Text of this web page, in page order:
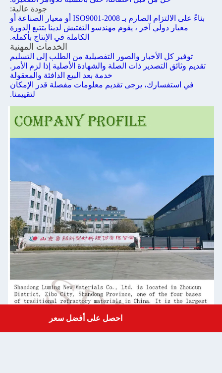
خدمتنا
متأكد من المواد التي تحتاج إليها بالضبط، يرجى
حول أداء المواد وتطبيقك المحدد، وفقاً لذلك
سنقدم لك المواد الأكثر ملاءمة.
التصاميم المخصصة والأحجام والشعارات مقبولة.
ركز على التفاصيل
الأسئلة الصغيرة أو المشاكل ستجيب وتساعد على
حل من قبل أعضائنا، حتى بالنسبة للأوامر الصغيرة.
جودة عالية:
بناءً على الالتزام الصارم بـ ISO9001-2008 أو معيار الصناعة أو
دولي آخر ، يقوم مهندسو التفتيش لدينا بتتبع الدورة
الكاملة في الإنتاج بأكمله.
الخدمات المهنية
الأخبار والصور التفصيلية من الطلب إلى التسليم
التصدير ذات الصلة والشهادة الأصلية إذا لزم الأمر.
خدمة بعد البيع الدافئة والمعقولة
يرجى تقديم معلومات مفصلة قدر الإمكان
لتقييمنا.
احصل على أفضل سعرGet a Quote